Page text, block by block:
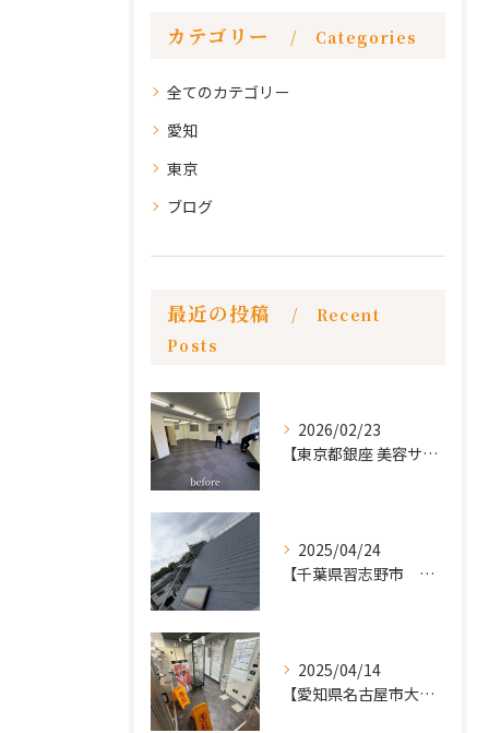
カテゴリー Categories
全てのカテゴリー
愛知
東京
ブログ
最近の投稿
Recent
Posts
2026/02/23
【東京都銀座 美容サロン店舗工事】
2025/04/24
【千葉県習志野市 戸建て 屋根の葺き替え工事】
2025/04/14
【愛知県名古屋市大須 カードショップ屋のリノベーション